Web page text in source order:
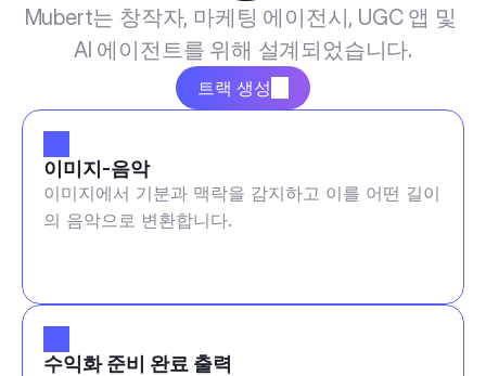
Mubert는 창작자, 마케팅 에이전시, UGC 앱 및
AI 에이전트를 위해 설계되었습니다.
트랙 생성
이미지-음악
이미지에서 기분과 맥락을 감지하고 이를 어떤 길이
의 음악으로 변환합니다.
수익화 준비 완료 출력